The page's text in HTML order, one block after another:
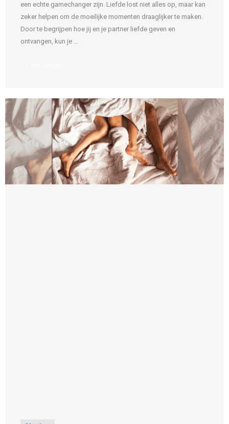
een echte gamechanger zijn. Liefde lost niet alles op, maar kan
zeker helpen om de moeilijke momenten draaglijker te maken.
Door te begrijpen hoe jij en je partner liefde geven en
ontvangen, kun je ...